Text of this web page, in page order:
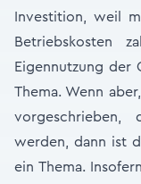
Investition, weil
Betriebskosten
Eigennutzung der
Thema. Wenn
vorgeschrieben,
werden, dann ist
ein Thema.